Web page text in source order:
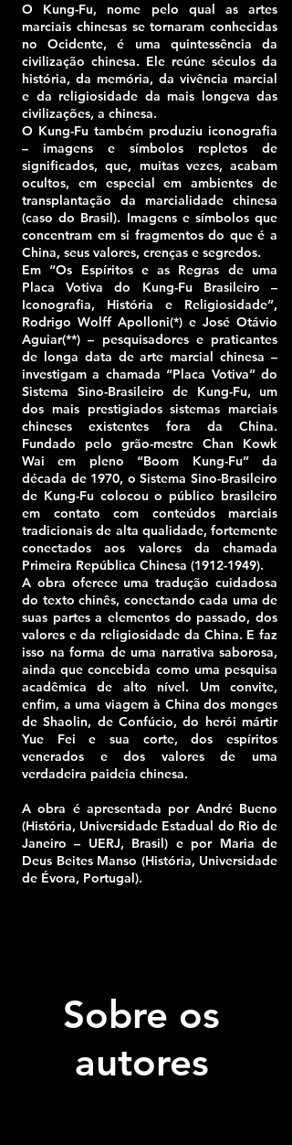
O Kung-Fu, nome pelo qual as artes
marciais chinesas se tornaram conhecidas
no Ocidente, é uma quintessência da
civilização chinesa. Ele reúne séculos da
história, da memória, da vivência marcial
e da religiosidade da mais longeva das
civilizações, a chinesa.
O Kung-Fu também produziu iconografia
– imagens e símbolos repletos de
significados, que, muitas vezes, acabam
ocultos, em especial em ambientes de
transplantação da marcialidade chinesa
(caso do Brasil). Imagens e símbolos que
concentram em si fragmentos do que é a
China, seus valores, crenças e segredos.
Em “Os Espíritos e as Regras de uma
Placa Votiva do Kung-Fu Brasileiro –
Iconografia, História e Religiosidade”,
Rodrigo Wolff Apolloni(*) e José Otávio
Aguiar(**) – pesquisadores e praticantes
de longa data de arte marcial chinesa –
investigam a chamada “Placa Votiva” do
Sistema Sino-Brasileiro de Kung-Fu, um
dos mais prestigiados sistemas marciais
chineses existentes fora da China.
Fundado pelo grão-mestre Chan Kowk
Wai em pleno “Boom Kung-Fu” da
década de 1970, o Sistema Sino-Brasileiro
de Kung-Fu colocou o público brasileiro
em contato com conteúdos marciais
tradicionais de alta qualidade, fortemente
conectados aos valores da chamada
Primeira República Chinesa (1912-1949).
A obra oferece uma tradução cuidadosa
do texto chinês, conectando cada uma de
suas partes a elementos do passado, dos
valores e da religiosidade da China. E faz
isso na forma de uma narrativa saborosa,
ainda que concebida como uma pesquisa
acadêmica de alto nível. Um convite,
enfim, a uma viagem à China dos monges
de Shaolin, de Confúcio, do herói mártir
Yue Fei e sua corte, dos espíritos
venerados e dos valores de uma
verdadeira paideia chinesa.
A obra é apresentada por André Bueno
(História, Universidade Estadual do Rio de
Janeiro – UERJ, Brasil) e por Maria de
Deus Beites Manso (História, Universidade
de Évora, Portugal).
Sobre os
autores